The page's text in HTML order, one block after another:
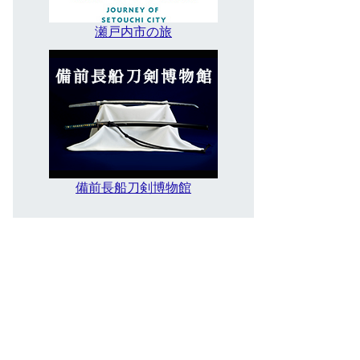
瀬戸内市の旅
備前長船刀剣博物館